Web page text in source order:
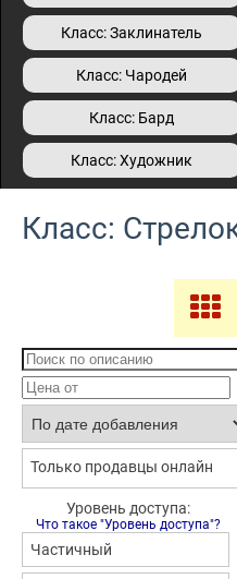
Класс: Заклинатель
Класс: Чародей
Класс: Бард
Класс: Художник
Класс:
Только продавцы онлайн
Уровень доступа:
Что такое "Уровень доступа"?
Частичный